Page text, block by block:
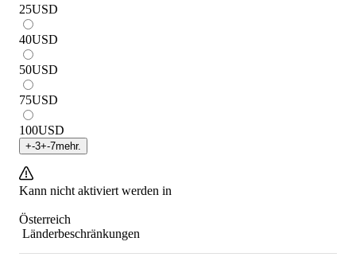
25USD
40USD
50USD
75USD
100USD
+-3+-7mehr.
Kann nicht aktiviert werden in
Österreich
Länderbeschränkungen